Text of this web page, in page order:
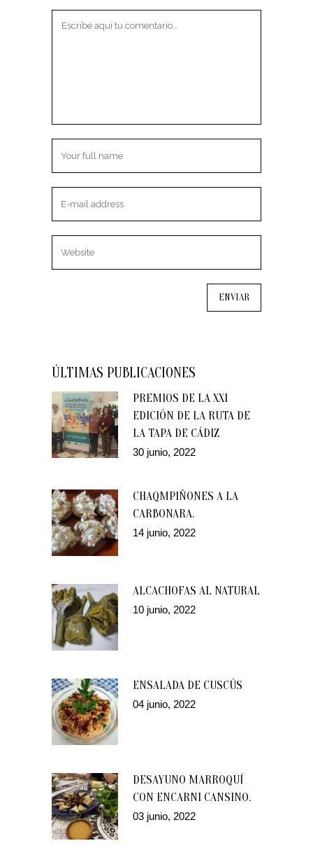
ÚLTIMAS PUBLICACIONES
PREMIOS DE LA XXI
EDICIÓN DE LA RUTA DE
LA TAPA DE CÁDIZ
30 junio, 2022
CHAQMPIÑONES A LA
CARBONARA.
14 junio, 2022
ALCACHOFAS AL NATURAL
10 junio, 2022
ENSALADA DE CUSCÚS
04 junio, 2022
DESAYUNO MARROQUÍ
CON ENCARNI CANSINO.
03 junio, 2022